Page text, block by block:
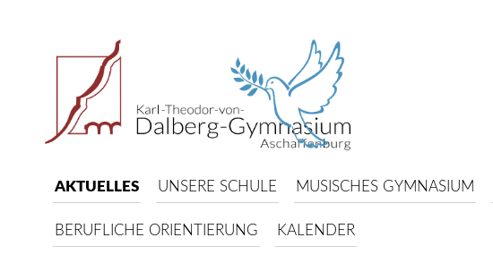
AKTUELLES UNSERE SCHULE MUSISCHES GYMNASIUM
BERUFLICHE ORIENTIERUNG KALENDER